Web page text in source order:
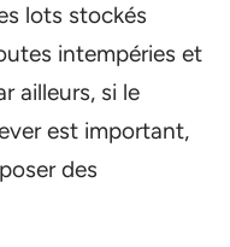
lots stockés
intempéries et
ailleurs, si le
est important,
des